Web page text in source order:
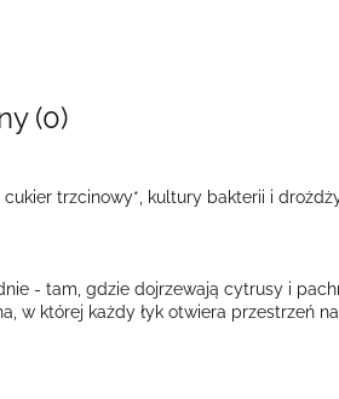
(0)
trzcinowy*, kultury bakterii i
- tam, gdzie dojrzewają cytrusy i
w której każdy łyk otwiera przestrzeń